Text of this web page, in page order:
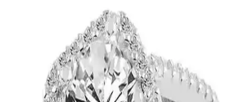
Mad Sea Mist 250 ml Body Mist: Ferahlatıcı ve
Kalıcı Deniz Esintili Koku
Mad Sea Mist 250 ml, doğal aromalarla ferahlatıcı ve hafif yapısıyla
günlük kullanım için ideal, deniz esintisi ve kalıcılık sağlayan kadın
Defacto Kadın Pink Çiçeksi Meyvemsi Parfüm:
Kalıcı ve Ferah Bir Koku Deneyimi